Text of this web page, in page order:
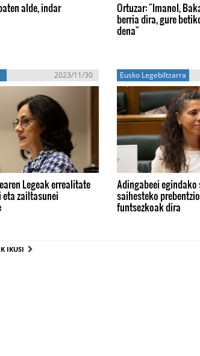
alde, indar
Ortuzar: "Imanol,
berria dira, gure
dena"
2023/11/30
Legeak errealitate
eta zailtasunei
Eusko Legebiltzarra
Adingabeei egindako
saihesteko
funtsezkoak dira
IKUSI